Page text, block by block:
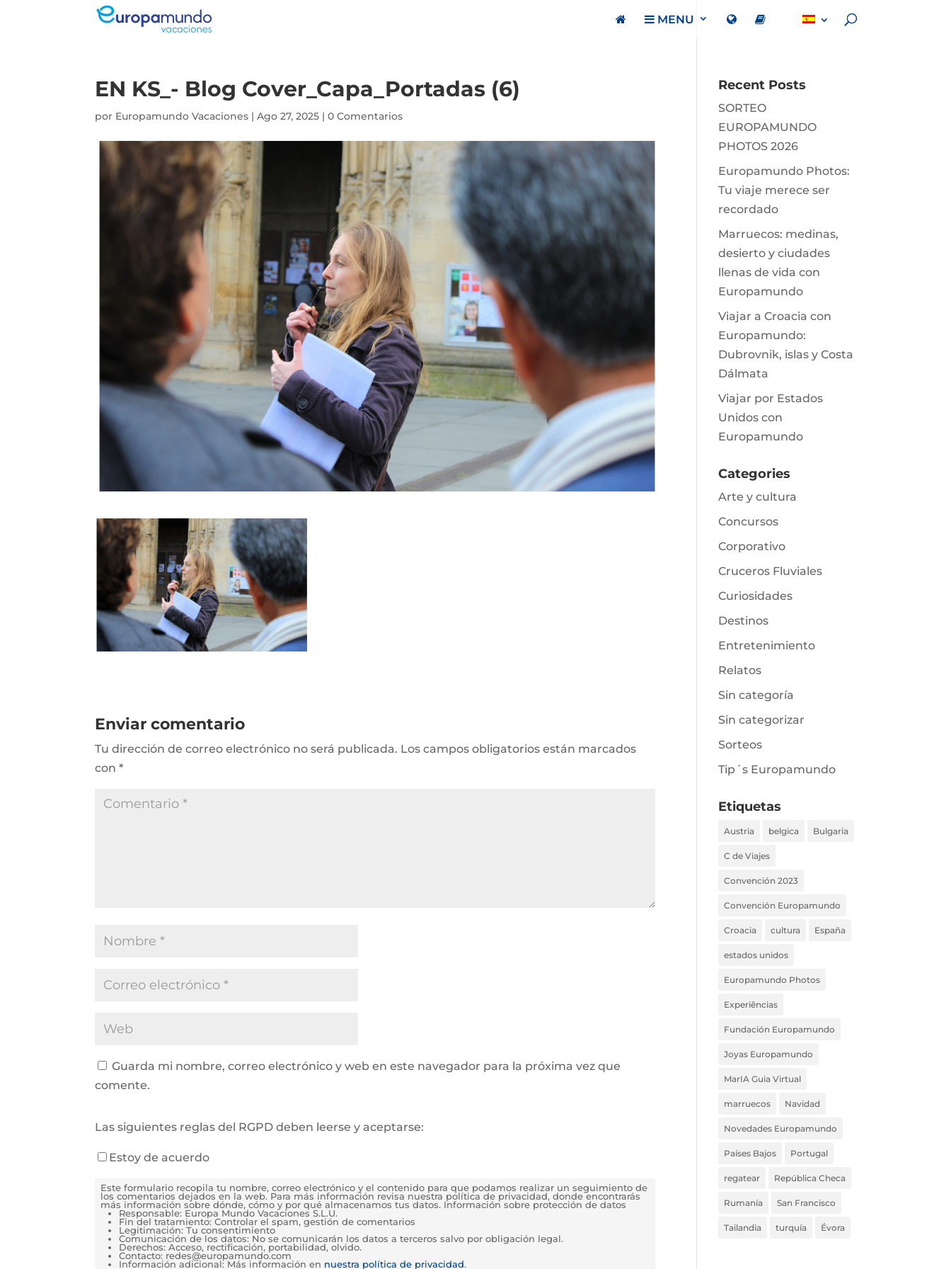
MENU
EN KS_- Blog Cover_Capa_Portadas (6)
por Europamundo Vacaciones |Ago 27, 2025 |0 Comentarios
Enviar comentario
Tu dirección de correo electrónico no será publicada. Los campos obligatorios están marcados
con*
Guarda mi nombre, correo electrónico y web en este navegador para la próxima vez que
comente.
Las siguientes reglas del RGPD deben leerse y aceptarse:
Estoy de acuerdo
Este formulario recopila tu nombre, correo electrónico y el contenido para que podamos realizar un seguimiento de
los comentarios dejados en la web. Para más información revisa nuestra política de privacidad, donde encontrarás
más información sobre dónde, cómo y por qué almacenamos tus datos. Información sobre protección de datos
Responsable: Europa Mundo Vacaciones S.L.U.
Fin del tratamiento: Controlar el spam, gestión de comentarios
Legitimación: Tu consentimiento
Comunicación de los datos: No se comunicarán los datos a terceros salvo por obligación legal.
Derechos: Acceso, rectificación, portabilidad, olvido.
Contacto: redes@europamundo.com
Información adicional: Más información en nuestra política de privacidad.
Recent Posts
SORTEO
EUROPAMUNDO
PHOTOS 2026
Europamundo Photos:
Tu viaje merece ser
recordado
Marruecos: medinas,
desierto y ciudades
llenas de vida con
Europamundo
Viajar a Croacia con
Europamundo:
Dubrovnik, islas y Costa
Dálmata
Viajar por Estados
Unidos con
Europamundo
Categories
Arte y cultura
Concursos
Corporativo
Cruceros Fluviales
Curiosidades
Destinos
Entretenimiento
Relatos
Sin categoría
Sin categorizar
Sorteos
Tip´s Europamundo
Etiquetas
Austria belgica Bulgaria
C de Viajes
Convención 2023
Convención Europamundo
Croacia cultura España
estados unidos
Europamundo Photos
Experiências
Fundación Europamundo
Joyas Europamundo
MarIA Guia Virtual
marruecos Navidad
Novedades Europamundo
Países Bajos Portugal
regatear República Checa
Rumanía San Francisco
Tailandia turquía Évora